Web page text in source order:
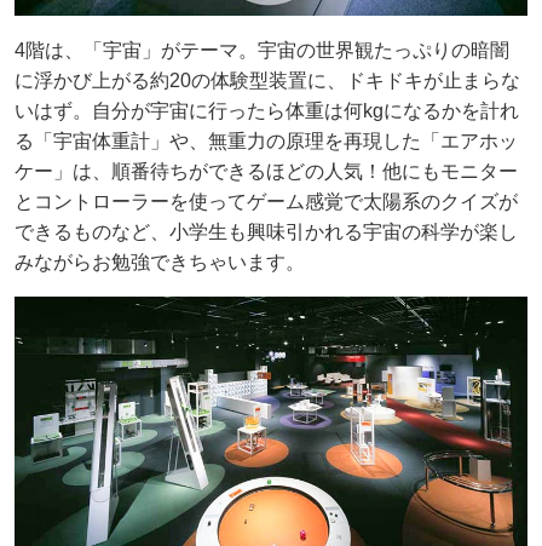
4階は、「宇宙」がテーマ。宇宙の世界観たっぷりの暗闇
に浮かび上がる約20の体験型装置に、ドキドキが止まらな
いはず。自分が宇宙に行ったら体重は何kgになるかを計れ
る「宇宙体重計」や、無重力の原理を再現した「エアホッ
ケー」は、順番待ちができるほどの人気！他にもモニター
とコントローラーを使ってゲーム感覚で太陽系のクイズが
できるものなど、小学生も興味引かれる宇宙の科学が楽し
みながらお勉強できちゃいます。